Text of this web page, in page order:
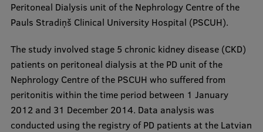
Peritoneal Dialysis unit of the Nephrology Centre of the
Pauls Stradiņš Clinical University Hospital (PSCUH).
The study involved stage 5 chronic kidney disease (CKD)
patients on peritoneal dialysis at the PD unit of the
Nephrology Centre of the PSCUH who suffered from
peritonitis within the time period between 1 January
2012 and 31 December 2014. Data analysis was
conducted using the registry of PD patients at the Latvian